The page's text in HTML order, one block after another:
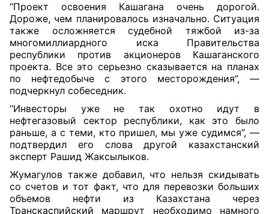
“Проект освоения Кашагана очень дорогой.
Дороже, чем планировалось изначально. Ситуация
также осложняется судебной тяжбой из-за
многомиллиардного иска Правительства
республики против акционеров Кашаганского
проекта. Все это серьезно сказывается на планах
по нефтедобыче с этого месторождения”, —
подчеркнул собеседник.
“Инвесторы уже не так охотно идут в
нефтегазовый сектор республики, как это было
раньше, а с теми, кто пришел, мы уже судимся”, —
подтвердил его слова другой казахстанский
эксперт Рашид Жаксылыков.
Жумагулов также добавил, что нельзя скидывать
со счетов и тот факт, что для перевозки больших
объемов нефти из Казахстана через
Транскаспийский маршрут необходимо намного